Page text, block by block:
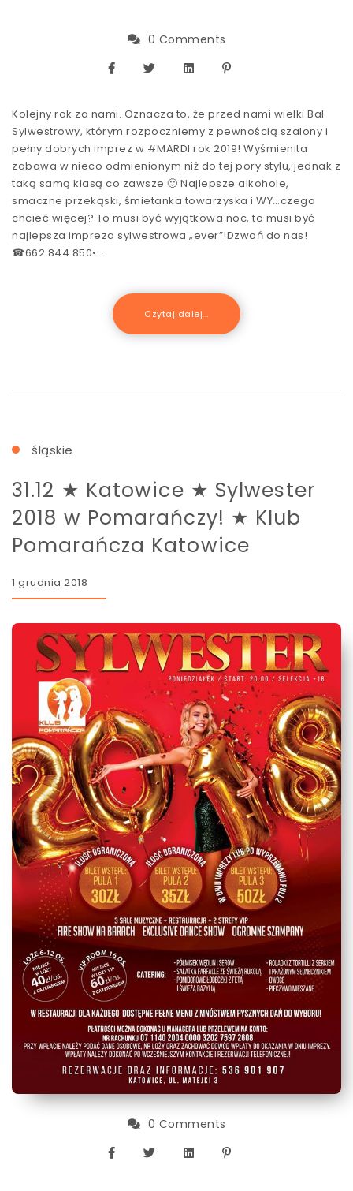
0 Comments
Kolejny rok za nami. Oznacza to, że przed nami wielki Bal
Sylwestrowy, którym rozpoczniemy z pewnością szalony i
pełny dobrych imprez w #MARDI rok 2019! Wyśmienita
zabawa w nieco odmienionym niż do tej pory stylu, jednak z
taką samą klasą co zawsze 🙂 Najlepsze alkohole,
smaczne przekąski, śmietanka towarzyska i WY…czego
chcieć więcej? To musi być wyjątkowa noc, to musi być
najlepsza impreza sylwestrowa „ever”!Dzwoń do nas!
☎662 844 850•…
Czytaj dalej...
śląskie
31.12 ★ Katowice ★ Sylwester
2018 w Pomarańczy! ★ Klub
Pomarańcza Katowice
1 grudnia 2018
0 Comments